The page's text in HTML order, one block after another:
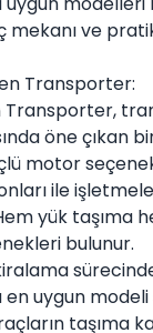
mekanı ve
Transporter:
Transporter,
öne çıkan
motor
ile
yük taşıma
bulunur.
en uygun
taşıma